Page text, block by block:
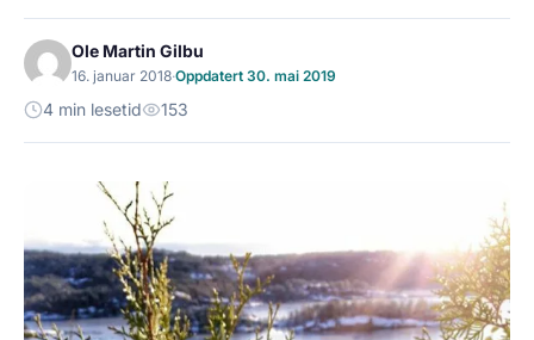
Ole Martin Gilbu
16. januar 2018·Oppdatert 30. mai 2019
4 min lesetid 153